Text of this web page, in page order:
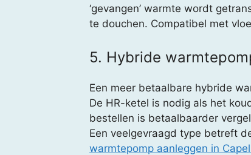
‘gevangen’ warmte wordt
te douchen. Compatibel met
5. Hybride
Een meer betaalbare hybride
De HR-ketel is nodig als het
bestellen is betaalbaarder
Een veelgevraagd type betreft
warmtepomp aanleggen in